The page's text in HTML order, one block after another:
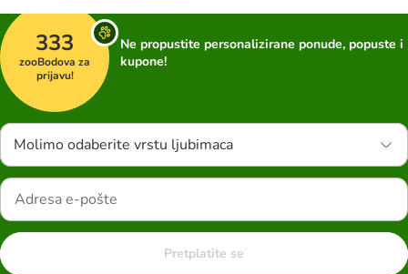
333
zooBodova za
prijavu!
Ne propustite personalizirane ponude, popuste i
kupone!
Molimo odaberite vrstu ljubimaca
Pretplatite se